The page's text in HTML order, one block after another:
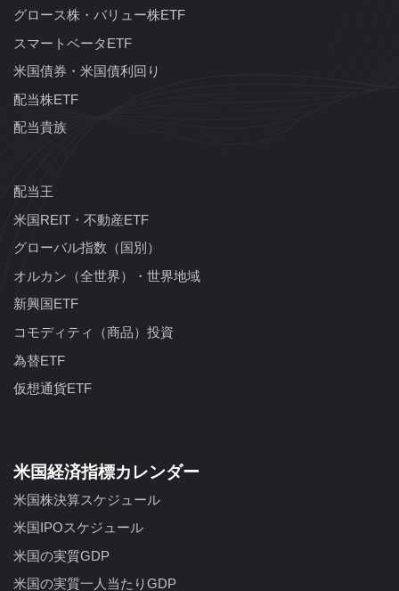
グロース株・バリュー株ETF
スマートベータETF
米国債券・米国債利回り
配当株ETF
配当貴族
配当王
米国REIT・不動産ETF
グローバル指数（国別）
オルカン（全世界）・世界地域
新興国ETF
コモディティ（商品）投資
為替ETF
仮想通貨ETF
米国経済指標カレンダー
米国株決算スケジュール
米国IPOスケジュール
米国の実質GDP
米国の実質一人当たりGDP